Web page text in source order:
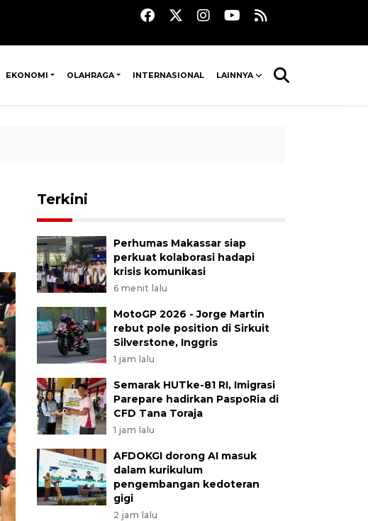
EKONOMI OLAHRAGA INTERNASIONAL LAINNYA
Terkini
Perhumas Makassar siap
perkuat kolaborasi hadapi
krisis komunikasi
6 menit lalu
MotoGP 2026 - Jorge Martin
rebut pole position di Sirkuit
Silverstone, Inggris
1 jam lalu
Semarak HUTke-81 RI, Imigrasi
Parepare hadirkan PaspoRia di
CFD Tana Toraja
1 jam lalu
AFDOKGI dorong AI masuk
dalam kurikulum
pengembangan kedoteran
gigi
2 jam lalu